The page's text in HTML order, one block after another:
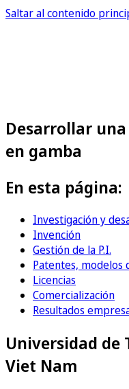
Saltar al contenido
Desarrollar
en gamba
En esta página:
Investigación y
Invención
Gestión de la P.I.
Patentes, modelos
Licencias
Comercialización
Resultados
Universidad de
Viet Nam